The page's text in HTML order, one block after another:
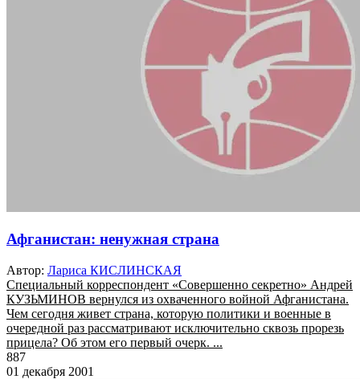
Афганистан: ненужная страна
Автор: Лариса КИСЛИНСКАЯ
Специальный корреспондент «Совершенно секретно» Андрей
КУЗЬМИНОВ вернулся из охваченного войной Афганистана.
Чем сегодня живет страна, которую политики и военные в
очередной раз рассматривают исключительно сквозь прорезь
прицела? Об этом его первый очерк. ...
887
01 декабря 2001